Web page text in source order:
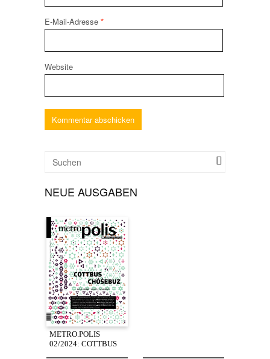
E-Mail-Adresse *
Website
NEUE AUSGABEN
METRO.POLIS
02/2024: COTTBUS